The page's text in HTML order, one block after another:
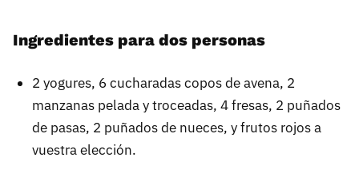
Ingredientes para dos personas
2 yogures, 6 cucharadas copos de avena, 2
manzanas pelada y troceadas, 4 fresas, 2 puñados
de pasas, 2 puñados de nueces, y frutos rojos a
vuestra elección.